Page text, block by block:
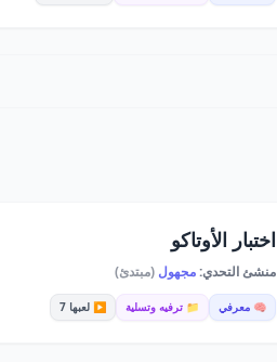
اختبار الأوتاكو
منشئ التحدي:مجهول(مبتدئ)
🧠 معرفي 📁 ترفيه وتسلية ▶️ لعبها 7